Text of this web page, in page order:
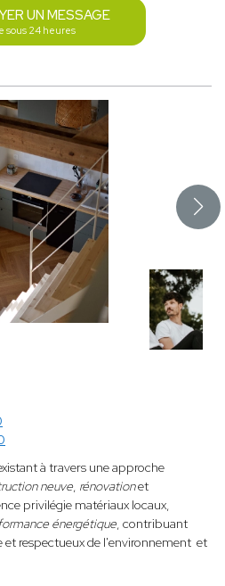
UN MESSAGE
sous 24 heures
à travers une approche
neuve, rénovationet
privilégie matériaux locaux,
énergétique, contribuant
et respectueux de l'environnement et